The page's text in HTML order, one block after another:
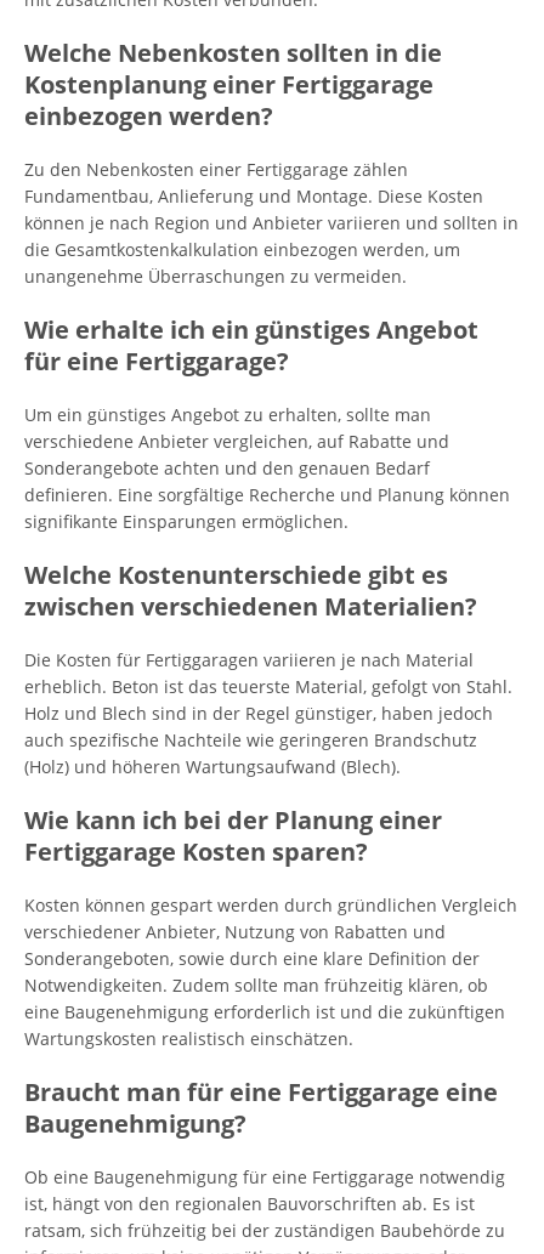
Welche Nebenkosten sollten in die
Kostenplanung einer Fertiggarage
einbezogen werden?
Zu den Nebenkosten einer Fertiggarage zählen
Fundamentbau, Anlieferung und Montage. Diese Kosten
können je nach Region und Anbieter variieren und sollten in
die Gesamtkostenkalkulation einbezogen werden, um
unangenehme Überraschungen zu vermeiden.
Wie erhalte ich ein günstiges Angebot
für eine Fertiggarage?
Um ein günstiges Angebot zu erhalten, sollte man
verschiedene Anbieter vergleichen, auf Rabatte und
Sonderangebote achten und den genauen Bedarf
definieren. Eine sorgfältige Recherche und Planung können
signifikante Einsparungen ermöglichen.
Welche Kostenunterschiede gibt es
zwischen verschiedenen Materialien?
Die Kosten für Fertiggaragen variieren je nach Material
erheblich. Beton ist das teuerste Material, gefolgt von Stahl.
Holz und Blech sind in der Regel günstiger, haben jedoch
auch spezifische Nachteile wie geringeren Brandschutz
(Holz) und höheren Wartungsaufwand (Blech).
Wie kann ich bei der Planung einer
Fertiggarage Kosten sparen?
Kosten können gespart werden durch gründlichen Vergleich
verschiedener Anbieter, Nutzung von Rabatten und
Sonderangeboten, sowie durch eine klare Definition der
Notwendigkeiten. Zudem sollte man frühzeitig klären, ob
eine Baugenehmigung erforderlich ist und die zukünftigen
Wartungskosten realistisch einschätzen.
Braucht man für eine Fertiggarage eine
Baugenehmigung?
Ob eine Baugenehmigung für eine Fertiggarage notwendig
ist, hängt von den regionalen Bauvorschriften ab. Es ist
ratsam, sich frühzeitig bei der zuständigen Baubehörde zu